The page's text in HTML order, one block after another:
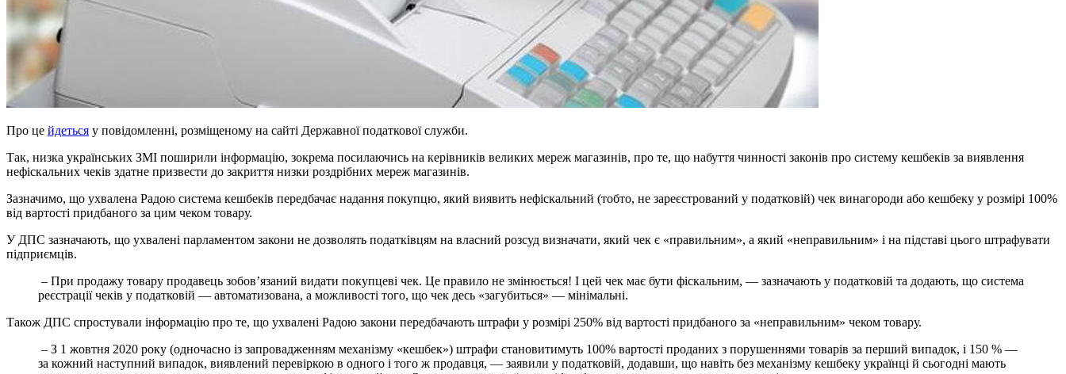
Про це йдеться у повідомленні, розміщеному на сайті Державної податкової служби.
Так, низка українських ЗМІ поширили інформацію, зокрема посилаючись на керівників великих мереж магазинів, про те, що набуття чинності законів про систему кешбеків за виявлення
нефіскальних чеків здатне призвести до закриття низки роздрібних мереж магазинів.
Зазначимо, що ухвалена Радою система кешбеків передбачає надання покупцю, який виявить нефіскальний (тобто, не зареєстрований у податковій) чек винагороди або кешбеку у розмірі 100%
від вартості придбаного за цим чеком товару.
У ДПС зазначають, що ухвалені парламентом закони не дозволять податківцям на власний розсуд визначати, який чек є «правильним», а який «неправильним» і на підставі цього штрафувати
підприємців.
– При продажу товару продавець зобов’язаний видати покупцеві чек. Це правило не змінюється! І цей чек має бути фіскальним, — зазначають у податковій та додають, що система
реєстрації чеків у податковій — автоматизована, а можливості того, що чек десь «загубиться» — мінімальні.
Також ДПС спростували інформацію про те, що ухвалені Радою закони передбачають штрафи у розмірі 250% від вартості придбаного за «неправильним» чеком товару.
– З 1 жовтня 2020 року (одночасно із запровадженням механізму «кешбек») штрафи становитимуть 100% вартості проданих з порушеннями товарів за перший випадок, і 150 % —
за кожний наступний випадок, виявлений перевіркою в одного і того ж продавця, — заявили у податковій, додавши, що навіть без механізму кешбеку українці й сьогодні мають